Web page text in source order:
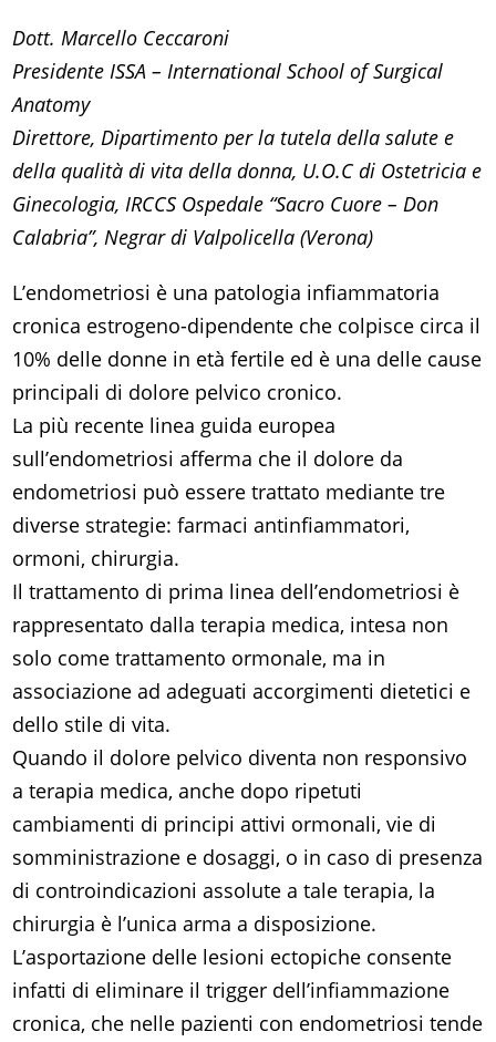
Dott. Marcello Ceccaroni
Presidente ISSA – International School of Surgical
Anatomy
Direttore, Dipartimento per la tutela della salute e
della qualità di vita della donna, U.O.C di Ostetricia e
Ginecologia, IRCCS Ospedale “Sacro Cuore – Don
Calabria”, Negrar di Valpolicella (Verona)
L’endometriosi è una patologia infiammatoria
cronica estrogeno-dipendente che colpisce circa il
10% delle donne in età fertile ed è una delle cause
principali di dolore pelvico cronico.
La più recente linea guida europea
sull’endometriosi afferma che il dolore da
endometriosi può essere trattato mediante tre
diverse strategie: farmaci antinfiammatori,
ormoni, chirurgia.
Il trattamento di prima linea dell’endometriosi è
rappresentato dalla terapia medica, intesa non
solo come trattamento ormonale, ma in
associazione ad adeguati accorgimenti dietetici e
dello stile di vita.
Quando il dolore pelvico diventa non responsivo
a terapia medica, anche dopo ripetuti
cambiamenti di principi attivi ormonali, vie di
somministrazione e dosaggi, o in caso di presenza
di controindicazioni assolute a tale terapia, la
chirurgia è l’unica arma a disposizione.
L’asportazione delle lesioni ectopiche consente
infatti di eliminare il trigger dell’infiammazione
cronica, che nelle pazienti con endometriosi tende